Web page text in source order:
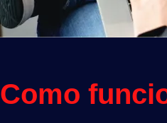
Como